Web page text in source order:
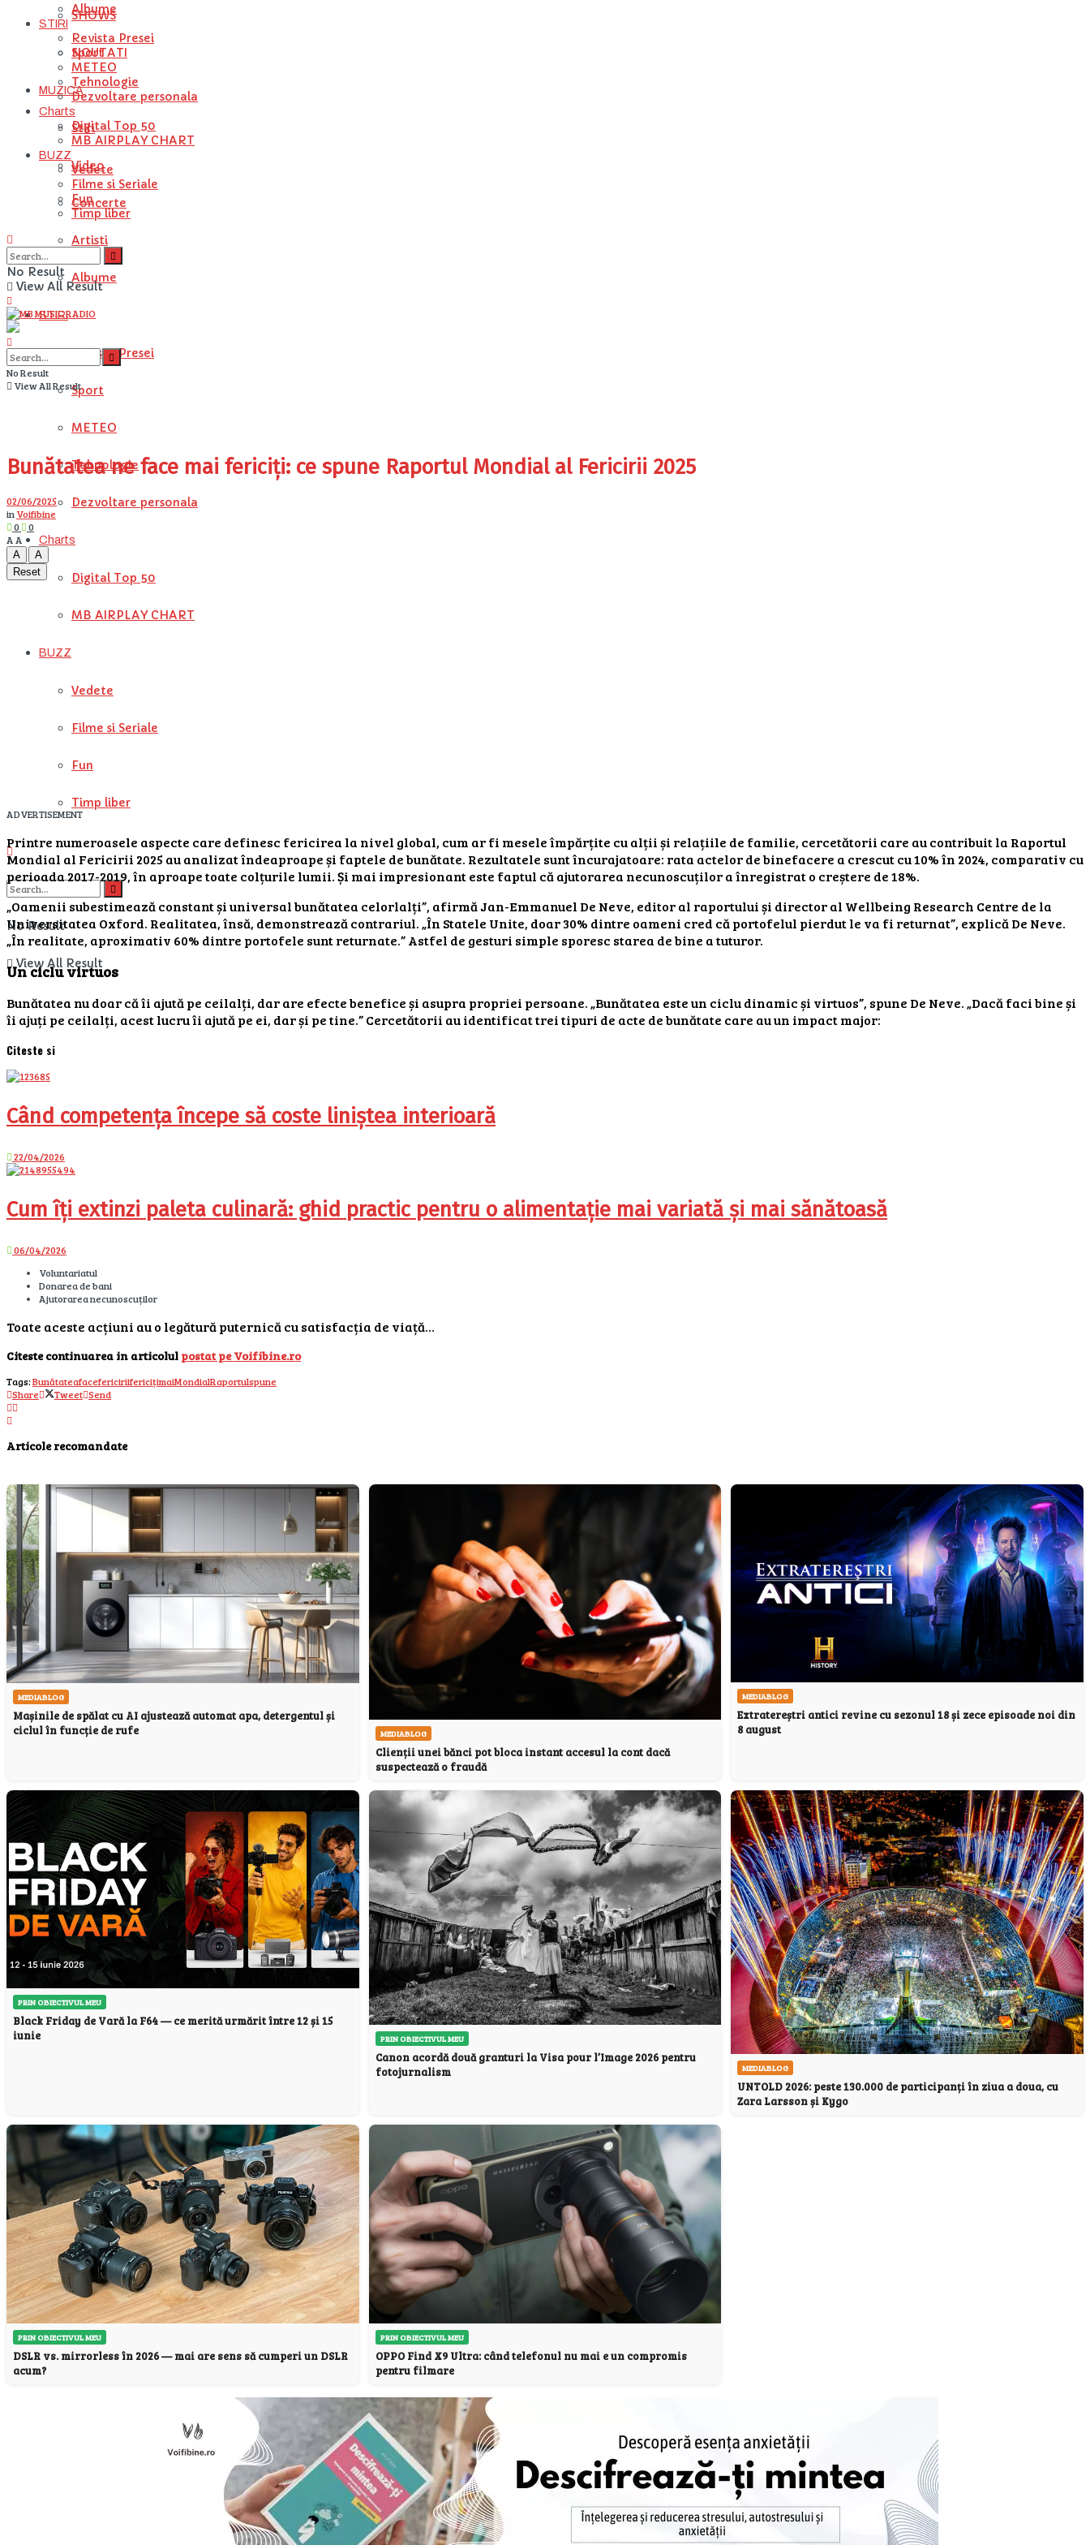
SHOWS
NOUTATI
MUZICA
Stiri
Video
Concerte
Artisti
Albume
STIRI
Revista Presei
Sport
METEO
Tehnologie
Dezvoltare personala
Charts
Digital Top 50
MB AIRPLAY CHART
BUZZ
Vedete
Filme si Seriale
Fun
Timp liber
No Result
View All Result
Albume
STIRI
Revista Presei
Sport
METEO
Tehnologie
Dezvoltare personala
Charts
Digital Top 50
MB AIRPLAY CHART
BUZZ
Vedete
Filme si Seriale
Fun
Timp liber
No Result
View All Result
No Result
View All Result
Bunătatea ne face mai fericiți: ce spune Raportul Mondial al Fericirii 2025
02/06/2025
inVoifibine
0
0
A A
A
A
Reset
ADVERTISEMENT
Printre numeroasele aspecte care definesc fericirea la nivel global, cum ar fi mesele împărțite cu alții și relațiile de familie, cercetătorii care au contribuit la Raportul
Mondial al Fericirii 2025 au analizat îndeaproape și faptele de bunătate. Rezultatele sunt încurajatoare: rata actelor de binefacere a crescut cu 10% în 2024, comparativ cu
perioada 2017-2019, în aproape toate colțurile lumii. Și mai impresionant este faptul că ajutorarea necunoscuților a înregistrat o creștere de 18%.
„Oamenii subestimează constant și universal bunătatea celorlalți”, afirmă Jan-Emmanuel De Neve, editor al raportului și director al Wellbeing Research Centre de la
Universitatea Oxford. Realitatea, însă, demonstrează contrariul. „În Statele Unite, doar 30% dintre oameni cred că portofelul pierdut le va fi returnat”, explică De Neve.
„În realitate, aproximativ 60% dintre portofele sunt returnate.” Astfel de gesturi simple sporesc starea de bine a tuturor.
Un ciclu virtuos
Bunătatea nu doar că îi ajută pe ceilalți, dar are efecte benefice și asupra propriei persoane. „Bunătatea este un ciclu dinamic și virtuos”, spune De Neve. „Dacă faci bine și
îi ajuți pe ceilalți, acest lucru îi ajută pe ei, dar și pe tine.” Cercetătorii au identificat trei tipuri de acte de bunătate care au un impact major:
Citeste si
Când competența începe să coste liniștea interioară
22/04/2026
Cum îți extinzi paleta culinară: ghid practic pentru o alimentație mai variată și mai sănătoasă
06/04/2026
Voluntariatul
Donarea de bani
Ajutorarea necunoscuților
Toate aceste acțiuni au o legătură puternică cu satisfacția de viață…
Citeste continuarea in articolul postat pe Voifibine.ro
Tags:BunătateafacefericiriifericițimaiMondialRaportulspune
Share
Tweet Send
Articole recomandate
MEDIABLOG
Mașinile de spălat cu AI ajustează automat apa, detergentul și
ciclul în funcție de rufe
MEDIABLOG
Clienții unei bănci pot bloca instant accesul la cont dacă
suspectează o fraudă
MEDIABLOG
Extratereștri antici revine cu sezonul 18 și zece episoade noi din
8 august
PRIN OBIECTIVUL MEU
Black Friday de Vară la F64 — ce merită urmărit între 12 și 15
iunie
PRIN OBIECTIVUL MEU
Canon acordă două granturi la Visa pour l’Image 2026 pentru
fotojurnalism
MEDIABLOG
UNTOLD 2026: peste 130.000 de participanți în ziua a doua, cu
Zara Larsson și Kygo
PRIN OBIECTIVUL MEU
DSLR vs. mirrorless în 2026 — mai are sens să cumperi un DSLR
acum?
PRIN OBIECTIVUL MEU
OPPO Find X9 Ultra: când telefonul nu mai e un compromis
pentru filmare